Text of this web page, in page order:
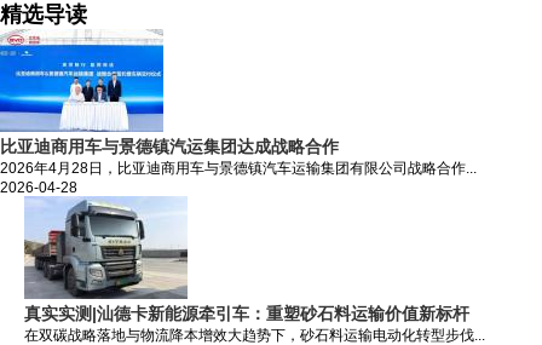
精选导读
比亚迪商用车与景德镇汽运集团达成战略合作
2026年4月28日，比亚迪商用车与景德镇汽车运输集团有限公司战略合作...
2026-04-28
真实实测|汕德卡新能源牵引车：重塑砂石料运输价值新标杆
在双碳战略落地与物流降本增效大趋势下，砂石料运输电动化转型步伐...